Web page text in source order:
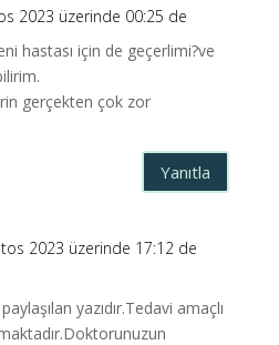
2023 üzerinde 00:25 de
hastası için de geçerlimi?ve
gerçekten çok zor
Yanıtla
2023 üzerinde 17:12 de
yazıdır.Tedavi amaçlı